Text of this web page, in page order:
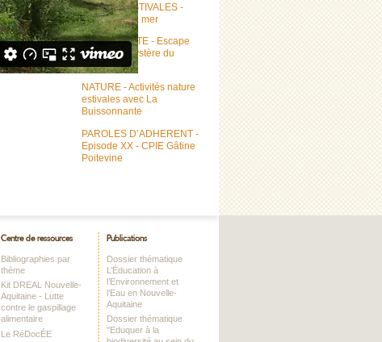
SORTIES ESTIVALES -
ECOLE de la mer
BIODIVERSITE - Escape
game "Le mystère du
Bocage"
NATURE - Activités nature
estivales avec La
Buissonnante
PAROLES D’ADHERENT -
Episode XX - CPIE Gâtine
Poitevine
Centre de ressources
Bibliographies par
thème
Kit DREAL Nouvelle-
Aquitaine - Lutte
contre le gaspillage
alimentaire
Le RéDocÉE
Publications
Dossier thématique
L’Éducation à
l’Environnement et
l’Eau en Nouvelle-
Aquitaine
Dossier thématique
"Eduquer à la